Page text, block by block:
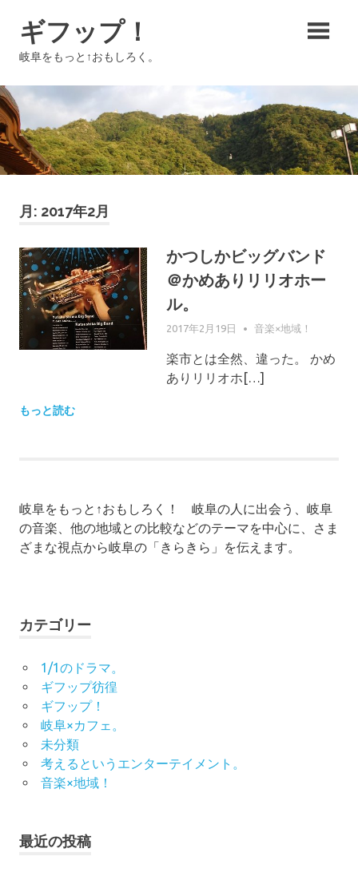
ツ
へ
ス
キ
ッ
ギフップ！
岐阜をもっと↑おもしろく。
月: 2017年2月
かつしかビッグバンド
＠かめありリリオホー
ル。
2017年2月19日 GIFUPP
音楽×地域！
楽市とは全然、違った。 かめ
ありリリオホ[…]
もっと読む
岐阜をもっと↑おもしろく！ 岐阜の人に出会う、岐阜
の音楽、他の地域との比較などのテーマを中心に、さま
ざまな視点から岐阜の「きらきら」を伝えます。
カテゴリー
1/1のドラマ。
ギフップ彷徨
ギフップ！
岐阜×カフェ。
未分類
考えるというエンターテイメント。
音楽×地域！
最近の投稿